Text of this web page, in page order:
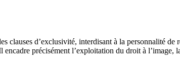
clauses d’exclusivité, interdisant à la personnalité de
précisément l’exploitation du droit à l’image,